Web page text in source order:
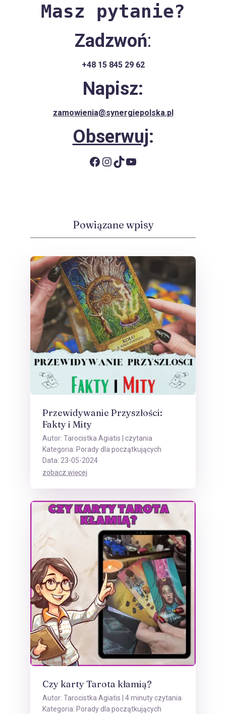
Masz pytanie?
Zadzwoń:
+48 15 845 29 62
Napisz:
zamowienia@synergiepolska.pl
Obserwuj:
Facebook
Instagram
TikTok
YouTube
Powiązane wpisy
Przewidywanie Przyszłości:
Fakty i Mity
Autor: Tarocistka Agiatis | czytania
Kategoria: Porady dla początkujących
Data: 23-05-2024
zobacz więcej
Czy karty Tarota kłamią?
Autor: Tarocistka Agiatis | 4 minuty czytania
Kategoria: Porady dla początkujących